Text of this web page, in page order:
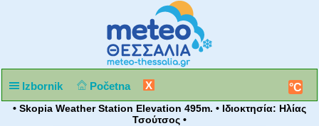
Izbornik Početna X °C
• Skopia Weather Station Elevation 495m. • Ιδιοκτησία: Ηλίας
Τσούτσος •